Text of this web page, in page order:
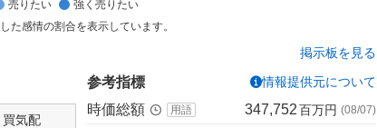
売りたい
強く売りたい
た感情の割合を表示しています。
掲示板を見る
買気配
参考指標 情報提供元について
時価総額 用語 347,752百万円 (08/07)